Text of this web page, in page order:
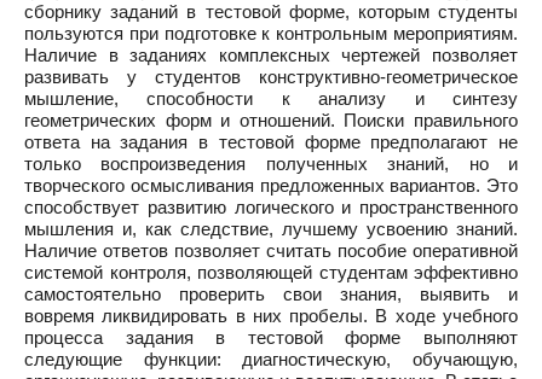
сборнику заданий в тестовой форме, которым студенты
пользуются при подготовке к контрольным мероприятиям.
Наличие в заданиях комплексных чертежей позволяет
развивать у студентов конструктивно-геометрическое
мышление, способности к анализу и синтезу
геометрических форм и отношений. Поиски правильного
ответа на задания в тестовой форме предполагают не
только воспроизведения полученных знаний, но и
творческого осмысливания предложенных вариантов. Это
способствует развитию логического и пространственного
мышления и, как следствие, лучшему усвоению знаний.
Наличие ответов позволяет считать пособие оперативной
системой контроля, позволяющей студентам эффективно
самостоятельно проверить свои знания, выявить и
вовремя ликвидировать в них пробелы. В ходе учебного
процесса задания в тестовой форме выполняют
следующие функции: диагностическую, обучающую,